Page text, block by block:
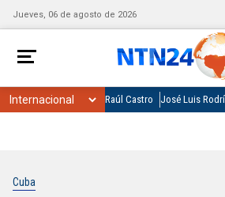
Jueves, 06 de agosto de 2026
Raúl Castro José Luis
Cuba